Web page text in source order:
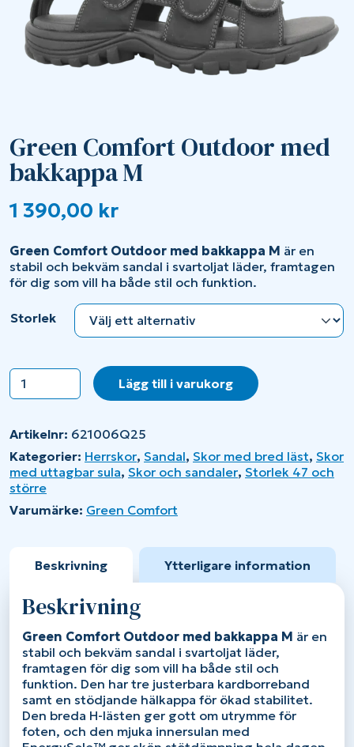
Green Comfort Outdoor med
bakkappa M
1 390,00 kr
Green Comfort Outdoor med bakkappa M är en
stabil och bekväm sandal i svartoljat läder, framtagen
för dig som vill ha både stil och funktion.
Storlek
Green
Comfort
bakkappa
M
mängd
Lägg till i varukorg
Artikelnr: 621006Q25
Kategorier: Herrskor, Sandal, Skor med bred läst, Skor
med uttagbar sula, Skor och sandaler, Storlek 47 och
större
Varumärke: Green Comfort
Beskrivning Ytterligare information
Beskrivning
Green Comfort Outdoor med bakkappa M är en
stabil och bekväm sandal i svartoljat läder,
framtagen för dig som vill ha både stil och
funktion. Den har tre justerbara kardborreband
samt en stödjande hälkappa för ökad stabilitet.
Den breda H-lästen ger gott om utrymme för
foten, och den mjuka innersulan med